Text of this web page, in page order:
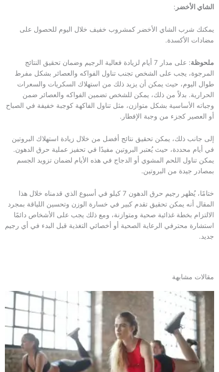
الشاي الأخضر :
يمكنك شرب الشاي الأخضر كمشروب خفيف خلال اليوم للحصول على
مضادات الأكسدة.
ملحوظة
: على مدار 7 أيام لزيادة فعالية الرجيم وضمان تحقيق النتائج
المرجوة، يجب على الشخص تجنب تناول الفواكه والعصائر بشكل مفرط
طوال اليوم، حيث يمكن أن يزيد ذلك من استهلاك السكريات والسعرات
الحرارية. بدلاً من ذلك، يمكن للشخص تضمين الفواكه والعصائر ضمن
وجباته الأساسية بشكل متوازن، مثل تناول الفاكهة كوجبة خفيفة في الصباح
أو العصير كجزء من وجبة الإفطار.
إلى جانب ذلك، يمكن تحقيق نتائج أفضل من خلال زيادة استهلاك البروتين
في أيام محددة، حيث يُعتبر البروتين مفيدًا في تحفيز عملية حرق الدهون.
يمكن تناول اللحم المشوي أو الدجاج في هذه الأيام لضمان تزويد الجسم
بمصادر جيدة من البروتين.
ختامًا، يُظهر رجيم حرق الدهون 7 كيلو في أسبوع الذي قدمناه خلال هذا
المقال أنه يمكن تحقيق تقدم كبير في خسارة الوزن وتحسين اللياقة بمجرد
الالتزام بخطة غذائية صحية ومتوازنة، ومع ذلك يجب على الأشخاص دائمًا
استشارة محترفي الرعاية الصحية أو أخصائي التغذية قبل البدء في أي رجيم
جديد.
مقالات مشابهة